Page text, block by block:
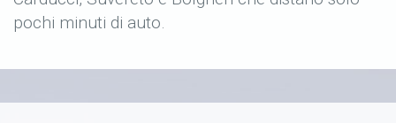
pochi minuti di auto.